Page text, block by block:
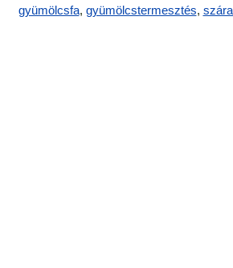
gyümölcsfa, gyümölcstermesztés,